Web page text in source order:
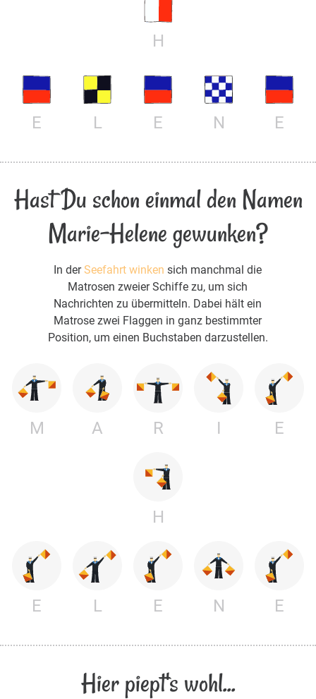
H
E L E N E
Hast Du schon einmal den Namen
Marie-Helene gewunken?
In derSeefahrt winken sich manchmal die
Matrosen zweier Schiffe zu, um sich
Nachrichten zu übermitteln. Dabei hält ein
Matrose zwei Flaggen in ganz bestimmter
Position, um einen Buchstaben darzustellen.
M A R I E
H
E L E N E
Hier piept's wohl...